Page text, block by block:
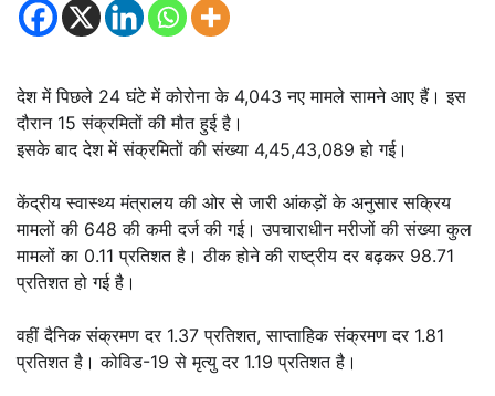
देश में पिछले 24 घंटे में कोरोना के 4,043 नए मामले सामने आए हैं। इस
दौरान 15 संक्रमितों की मौत हुई है।
इसके बाद देश में संक्रमितों की संख्या 4,45,43,089 हो गई।
केंद्रीय स्वास्थ्य मंत्रालय की ओर से जारी आंकड़ों के अनुसार सक्रिय
मामलों की 648 की कमी दर्ज की गई। उपचाराधीन मरीजों की संख्या कुल
मामलों का 0.11 प्रतिशत है। ठीक होने की राष्ट्रीय दर बढ़कर 98.71
प्रतिशत हो गई है।
वहीं दैनिक संक्रमण दर 1.37 प्रतिशत, साप्ताहिक संक्रमण दर 1.81
प्रतिशत है। कोविड-19 से मृत्यु दर 1.19 प्रतिशत है।